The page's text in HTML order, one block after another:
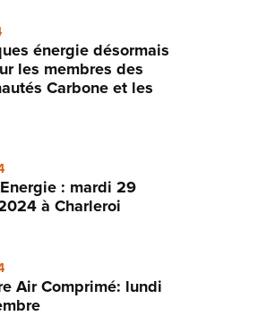
énergie désormais
les membres des
Carbone et les
: mardi 29
à Charleroi
Air Comprimé: lundi